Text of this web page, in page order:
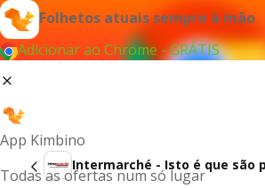
Folhetos atuais sempre à mão
Adicionar ao Chrome - GRÁTIS
App Kimbino
Todas as ofertas num só lugar
Intermarché - Isto é que são